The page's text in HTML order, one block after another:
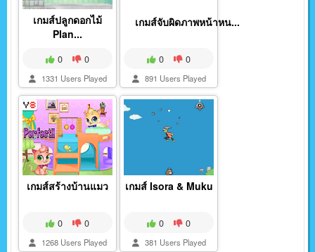
เกมส์ปลูกดอกไม้
Plan...
0 0
1331 Users Played
เกมส์จับผิดภาพหน้าหน...
0 0
891 Users Played
เกมส์สร้างบ้านแมว
0 0
1268 Users Played
เกมส์ Isora & Muku
0 0
381 Users Played